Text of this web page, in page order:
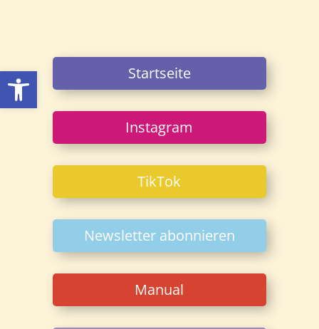
Open toolbar Startseite
Instagram
TikTok
Newsletter abonnieren
Manual